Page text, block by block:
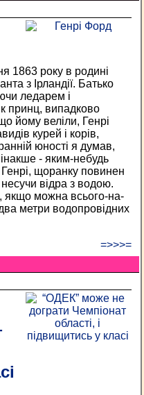
1863 року в родині
з Ірландії. Батько
ледарем і
принц, випадково
йому веліли, Генрі
курей і корів,
юності я думав,
- яким-небудь
щоранку повинен
відра з водою.
якщо можна всього-на-
метри водопровідних
=>>>=